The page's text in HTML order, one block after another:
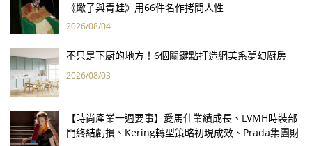
《蠍子與青蛙》用66件名作拷問人性
2026/08/04
不只是下廚的地方！6個關鍵點打造網美系夢幻廚房
2026/08/03
【時尚產業一週要事】愛馬仕業績成長、LVMH時裝部
門終結虧損、Kering轉型策略初現成效、Prada集團財